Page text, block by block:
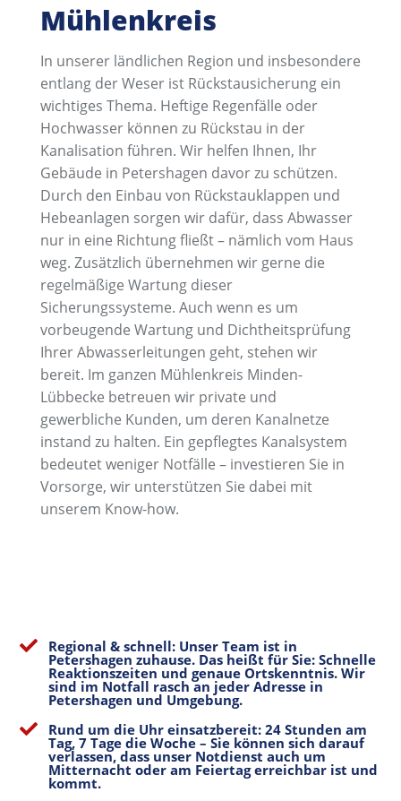
Mühlenkreis
In unserer ländlichen Region und insbesondere
entlang der Weser ist Rückstausicherung ein
wichtiges Thema. Heftige Regenfälle oder
Hochwasser können zu Rückstau in der
Kanalisation führen. Wir helfen Ihnen, Ihr
Gebäude in Petershagen davor zu schützen.
Durch den Einbau von Rückstauklappen und
Hebeanlagen sorgen wir dafür, dass Abwasser
nur in eine Richtung fließt – nämlich vom Haus
weg. Zusätzlich übernehmen wir gerne die
regelmäßige Wartung dieser
Sicherungssysteme. Auch wenn es um
vorbeugende Wartung und Dichtheitsprüfung
Ihrer Abwasserleitungen geht, stehen wir
bereit. Im ganzen Mühlenkreis Minden-
Lübbecke betreuen wir private und
gewerbliche Kunden, um deren Kanalnetze
instand zu halten. Ein gepflegtes Kanalsystem
bedeutet weniger Notfälle – investieren Sie in
Vorsorge, wir unterstützen Sie dabei mit
unserem Know-how.
 Regional & schnell: Unser Team ist in
Petershagen zuhause. Das heißt für Sie: Schnelle
Reaktionszeiten und genaue Ortskenntnis. Wir
sind im Notfall rasch an jeder Adresse in
Petershagen und Umgebung.
 Rund um die Uhr einsatzbereit: 24 Stunden am
Tag, 7 Tage die Woche – Sie können sich darauf
verlassen, dass unser Notdienst auch um
Mitternacht oder am Feiertag erreichbar ist und
kommt.